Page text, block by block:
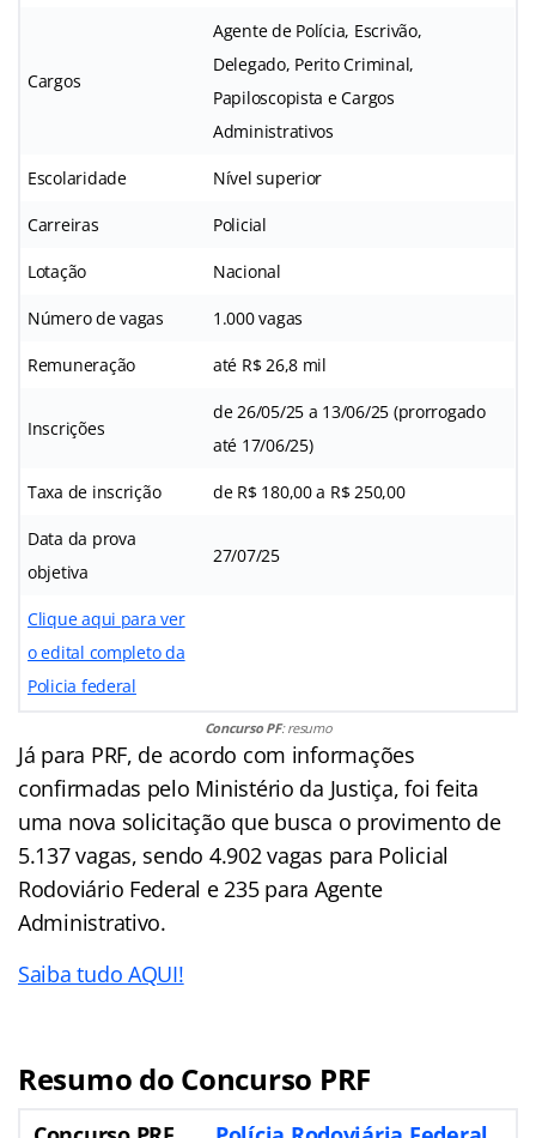
Cargos
Agente de Polícia, Escrivão,
Delegado, Perito Criminal,
Papiloscopista e Cargos
Administrativos
Escolaridade Nível superior
Carreiras Policial
Lotação Nacional
Número de vagas 1.000 vagas
Remuneração até R$ 26,8 mil
Inscrições
de 26/05/25 a 13/06/25 (prorrogado
até 17/06/25)
Taxa de inscrição de R$ 180,00 a R$ 250,00
Data da prova
objetiva
27/07/25
Clique aqui para ver
o edital completo da
Policia federal
Concurso PF: resumo
Já para PRF, de acordo com informações
confirmadas pelo Ministério da Justiça, foi feita
uma nova solicitação que busca o provimento de
5.137 vagas, sendo 4.902 vagas para Policial
Rodoviário Federal e 235 para Agente
Administrativo.
Saiba tudo AQUI!
Resumo do Concurso PRF